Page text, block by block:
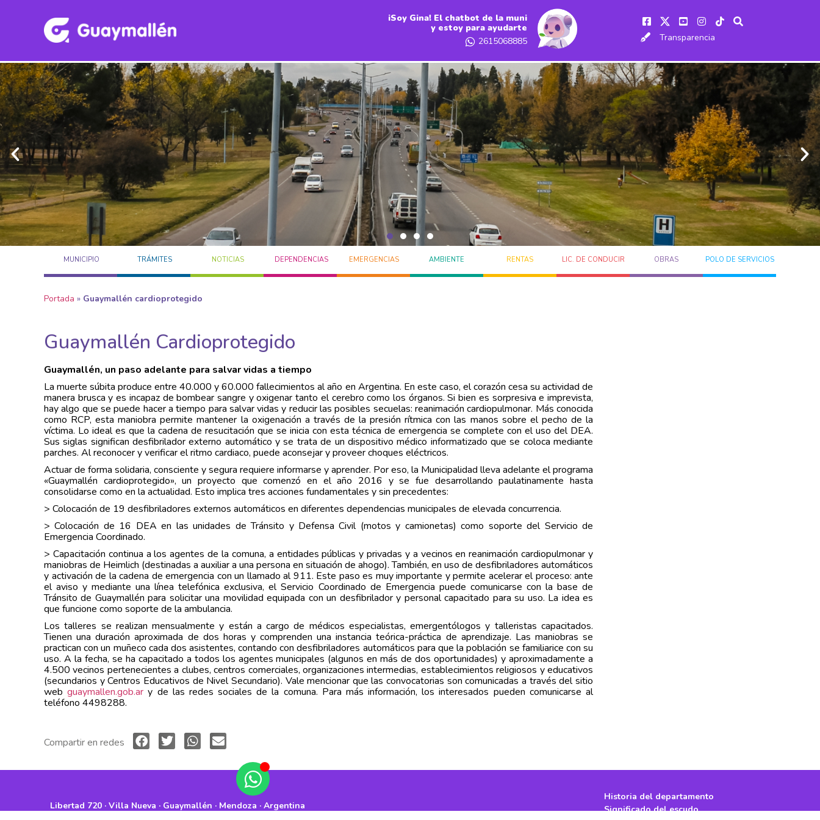
iSoy Gina! El chatbot de la muni
y estoy para ayudarte
2615068885
Transparencia
MUNICIPIO TRÁMITES NOTICIAS DEPENDENCIAS EMERGENCIAS AMBIENTE RENTAS LIC. DE CONDUCIR OBRAS POLO DE SERVICIOS
Portada » Guaymallén cardioprotegido
Guaymallén Cardioprotegido
Guaymallén, un paso adelante para salvar vidas a tiempo
La muerte súbita produce entre 40.000 y 60.000 fallecimientos al año en Argentina. En este caso, el corazón cesa su actividad de
manera brusca y es incapaz de bombear sangre y oxigenar tanto el cerebro como los órganos. Si bien es sorpresiva e imprevista,
hay algo que se puede hacer a tiempo para salvar vidas y reducir las posibles secuelas: reanimación cardiopulmonar. Más conocida
como RCP, esta maniobra permite mantener la oxigenación a través de la presión rítmica con las manos sobre el pecho de la
víctima. Lo ideal es que la cadena de resucitación que se inicia con esta técnica de emergencia se complete con el uso del DEA.
Sus siglas significan desfibrilador externo automático y se trata de un dispositivo médico informatizado que se coloca mediante
parches. Al reconocer y verificar el ritmo cardiaco, puede aconsejar y proveer choques eléctricos.
Actuar de forma solidaria, consciente y segura requiere informarse y aprender. Por eso, la Municipalidad lleva adelante el programa
«Guaymallén cardioprotegido», un proyecto que comenzó en el año 2016 y se fue desarrollando paulatinamente hasta
consolidarse como en la actualidad. Esto implica tres acciones fundamentales y sin precedentes:
> Colocación de 19 desfibriladores externos automáticos en diferentes dependencias municipales de elevada concurrencia.
> Colocación de 16 DEA en las unidades de Tránsito y Defensa Civil (motos y camionetas) como soporte del Servicio de
Emergencia Coordinado.
> Capacitación continua a los agentes de la comuna, a entidades públicas y privadas y a vecinos en reanimación cardiopulmonar y
maniobras de Heimlich (destinadas a auxiliar a una persona en situación de ahogo). También, en uso de desfibriladores automáticos
y activación de la cadena de emergencia con un llamado al 911. Este paso es muy importante y permite acelerar el proceso: ante
el aviso y mediante una línea telefónica exclusiva, el Servicio Coordinado de Emergencia puede comunicarse con la base de
Tránsito de Guaymallén para solicitar una movilidad equipada con un desfibrilador y personal capacitado para su uso. La idea es
que funcione como soporte de la ambulancia.
Los talleres se realizan mensualmente y están a cargo de médicos especialistas, emergentólogos y talleristas capacitados.
Tienen una duración aproximada de dos horas y comprenden una instancia teórica-práctica de aprendizaje. Las maniobras se
practican con un muñeco cada dos asistentes, contando con desfibriladores automáticos para que la población se familiarice con su
uso. A la fecha, se ha capacitado a todos los agentes municipales (algunos en más de dos oportunidades) y aproximadamente a
4.500 vecinos pertenecientes a clubes, centros comerciales, organizaciones intermedias, establecimientos religiosos y educativos
(secundarios y Centros Educativos de Nivel Secundario). Vale mencionar que las convocatorias son comunicadas a través del sitio
webguaymallen.gob.ar y de las redes sociales de la comuna. Para más información, los interesados pueden comunicarse al
teléfono 4498288.
Compartir en redes
Libertad 720 · Villa Nueva · Guaymallén · Mendoza · Argentina
Historia del departamento
Significado del escudo